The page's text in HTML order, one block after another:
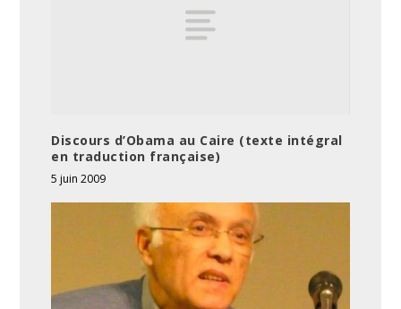
Discours d’Obama au Caire (texte intégral
en traduction française)
5 juin 2009